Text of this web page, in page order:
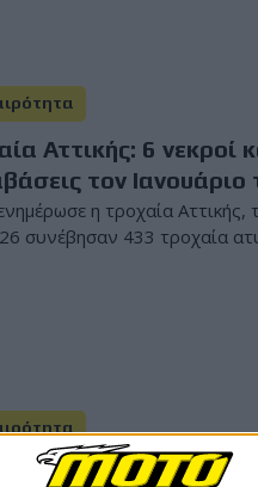
Αττικής: 6 νεκροί
τον Ιανουάριο
η τροχαία Αττικής,
συνέβησαν 433 τροχαία
νεαρός